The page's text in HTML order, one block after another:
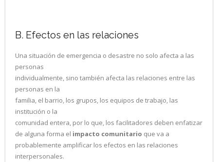
B. Efectos en las relaciones
Una situación de emergencia o desastre no solo afecta a las
personas
individualmente, sino también afecta las relaciones entre las
personas en la
familia, el barrio, los grupos, los equipos de trabajo, las
institución o la
comunidad entera, por lo que, los facilitadores deben enfatizar
de alguna forma el impacto comunitario que va a
probablemente amplificar los efectos en las relaciones
interpersonales.